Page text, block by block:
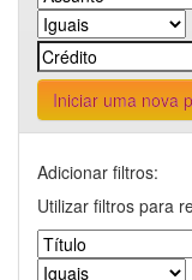
Iniciar uma nova
Adicionar filtros:
Utilizar filtros para